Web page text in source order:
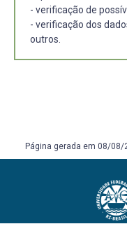
- verificação de
- verificação dos
outros.
Página gerada em 08/